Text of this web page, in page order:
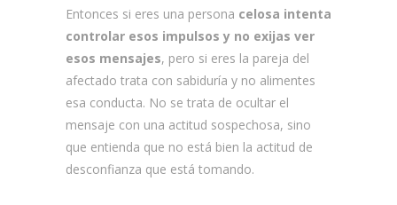
Entonces si eres una persona celosa intenta
controlar esos impulsos y no exijas ver
esos mensajes, pero si eres la pareja del
afectado trata con sabiduría y no alimentes
esa conducta. No se trata de ocultar el
mensaje con una actitud sospechosa, sino
que entienda que no está bien la actitud de
desconfianza que está tomando.